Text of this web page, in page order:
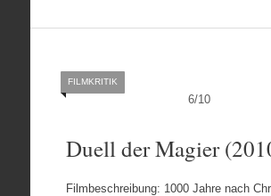
6/10
FILMKRITIK
Duell der Magier
Filmbeschreibung: 1000 Jahre nach